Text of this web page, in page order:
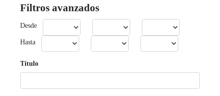
Filtros avanzados
Desde
Hasta
Título